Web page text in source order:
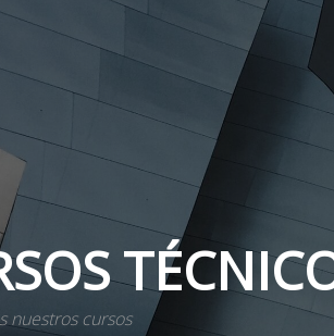
nuestros cursos